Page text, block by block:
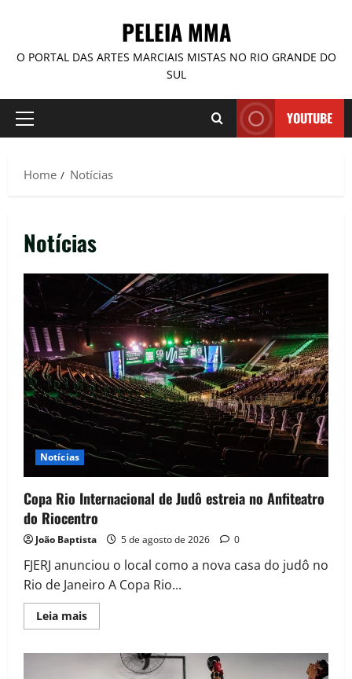
PELEIA MMA
O PORTAL DAS ARTES MARCIAIS MISTAS NO RIO GRANDE DO
SUL
YOUTUBE
Home Notícias
Notícias
Notícias
Copa Rio Internacional de Judô estreia no Anfiteatro
do Riocentro
João Baptista 5 de agosto de 2026 0
FJERJ anunciou o local como a nova casa do judô no
Rio de Janeiro A Copa Rio...
Leia mais